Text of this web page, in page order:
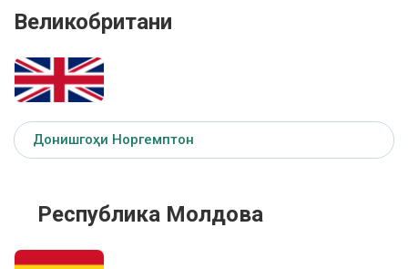
Великобритани
Донишгоҳи Норгемптон
Республика Молдова